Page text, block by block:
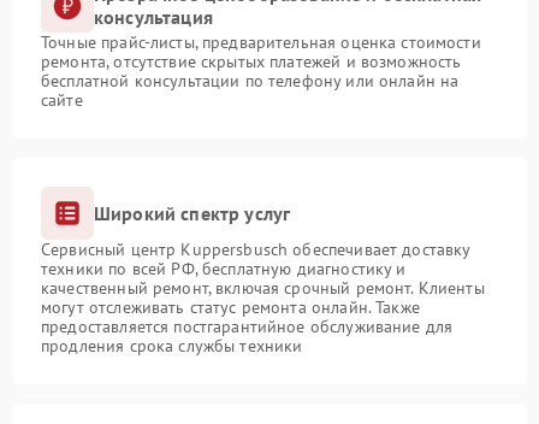
консультация
Точные прайс-листы, предварительная оценка стоимости
ремонта, отсутствие скрытых платежей и возможность
бесплатной консультации по телефону или онлайн на
сайте
Широкий спектр услуг
Сервисный центр Kuppersbusch обеспечивает доставку
техники по всей РФ, бесплатную диагностику и
качественный ремонт, включая срочный ремонт. Клиенты
могут отслеживать статус ремонта онлайн. Также
предоставляется постгарантийное обслуживание для
продления срока службы техники